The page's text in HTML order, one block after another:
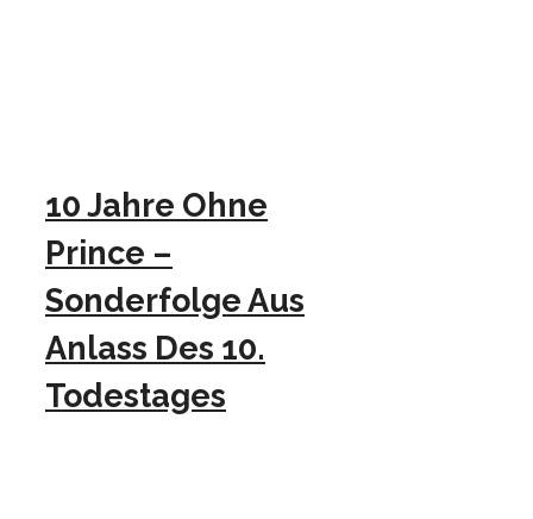
10 Jahre Ohne
Prince –
Sonderfolge Aus
Anlass Des 10.
Todestages